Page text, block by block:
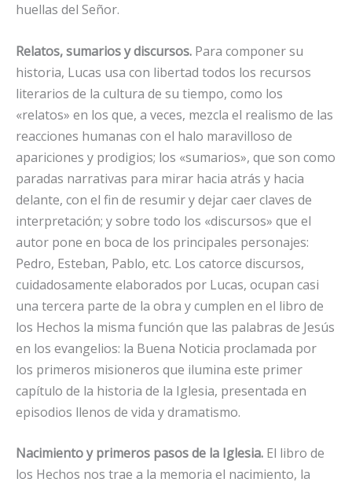
huellas del Señor.
Relatos, sumarios y discursos. Para componer su
historia, Lucas usa con libertad todos los recursos
literarios de la cultura de su tiempo, como los
«relatos» en los que, a veces, mezcla el realismo de las
reacciones humanas con el halo maravilloso de
apariciones y prodigios; los «sumarios», que son como
paradas narrativas para mirar hacia atrás y hacia
delante, con el fin de resumir y dejar caer claves de
interpretación; y sobre todo los «discursos» que el
autor pone en boca de los principales personajes:
Pedro, Esteban, Pablo, etc. Los catorce discursos,
cuidadosamente elaborados por Lucas, ocupan casi
una tercera parte de la obra y cumplen en el libro de
los Hechos la misma función que las palabras de Jesús
en los evangelios: la Buena Noticia proclamada por
los primeros misioneros que ilumina este primer
capítulo de la historia de la Iglesia, presentada en
episodios llenos de vida y dramatismo.
Nacimiento y primeros pasos de la Iglesia. El libro de
los Hechos nos trae a la memoria el nacimiento, la